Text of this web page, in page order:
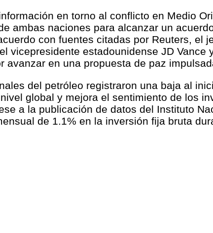
en torno al conflicto en Medio
ambas naciones para alcanzar un
con fuentes citadas por Reuters, el
vicepresidente estadounidense JD Vance
avanzar en una propuesta de paz
del petróleo registraron una baja al
global y mejora el sentimiento de los
a la publicación de datos del Instituto
de 1.1% en la inversión fija bruta